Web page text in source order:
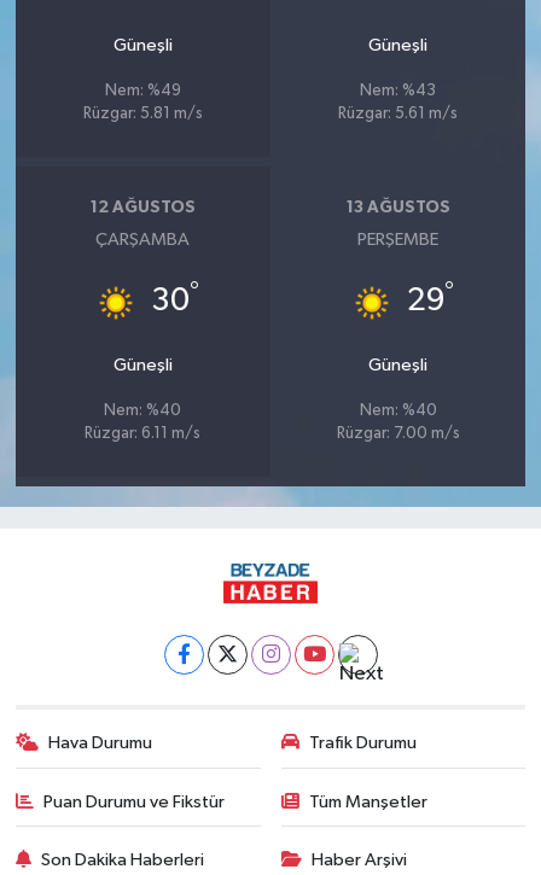
Güneşli
Nem: %49
Rüzgar: 5.81 m/s
Güneşli
Nem: %43
Rüzgar: 5.61 m/s
12 AĞUSTOS
ÇARŞAMBA
30°
Güneşli
Nem: %40
Rüzgar: 6.11 m/s
13 AĞUSTOS
PERŞEMBE
29°
Güneşli
Nem: %40
Rüzgar: 7.00 m/s
Hava Durumu Trafik Durumu
Puan Durumu ve Fikstür Tüm Manşetler
Son Dakika Haberleri Haber Arşivi